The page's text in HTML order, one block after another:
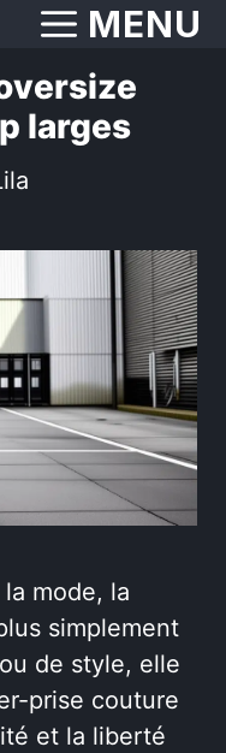
MENU
larges
mode, la
simplement
de style, elle
prise couture
et la liberté